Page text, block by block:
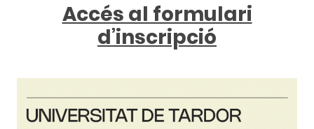
Accés al formulari
d’inscripció